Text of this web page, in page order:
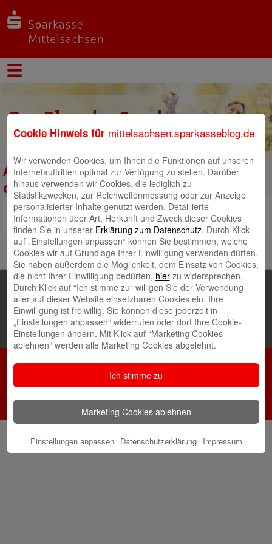
Der Blog der Sparkasse
Mittelsachsen
Antrag auf finanzielle Unterstützung
eines gemeinnützigen Projektes
>>> Hier geht es zum Antragsformular.
Impressum Nutzungsbedingungen
Cookie-Einstellungen
Cookie Hinweis für mittelsachsen.sparkasseblog.de
Wir verwenden Cookies, um Ihnen die Funktionen auf unseren
Internetauftritten optimal zur Verfügung zu stellen. Darüber
hinaus verwenden wir Cookies, die lediglich zu
Statistikzwecken, zur Reichweitenmessung oder zur Anzeige
personalisierter Inhalte genutzt werden. Detaillierte
Informationen über Art, Herkunft und Zweck dieser Cookies
finden Sie in unserer Erklärung zum Datenschutz. Durch Klick
auf „Einstellungen anpassen“ können Sie bestimmen, welche
Cookies wir auf Grundlage Ihrer Einwilligung verwenden dürfen.
Sie haben außerdem die Möglichkeit, dem Einsatz von Cookies,
die nicht Ihrer Einwilligung bedürfen, hierzu widersprechen.
Durch Klick auf “Ich stimme zu“ willigen Sie der Verwendung
aller auf dieser Website einsetzbaren Cookies ein. Ihre
Einwilligung ist freiwillig. Sie können diese jederzeit in
„Einstellungen anpassen“ widerrufen oder dort Ihre Cookie-
Einstellungen ändern. Mit Klick auf “Marketing Cookies
ablehnen“ werden alle Marketing Cookies abgelehnt.
Ich stimme zu
Marketing Cookies ablehnen
Einstellungen anpassen Datenschutzerklärung Impressum